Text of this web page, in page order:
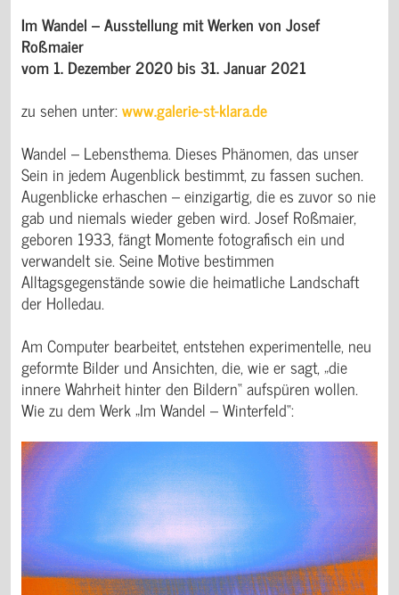
Im Wandel – Ausstellung mit Werken von Josef
Roßmaier
vom 1. Dezember 2020 bis 31. Januar 2021
zu sehen unter:www.galerie-st-klara.de
Wandel – Lebensthema. Dieses Phänomen, das unser
Sein in jedem Augenblick bestimmt, zu fassen suchen.
Augenblicke erhaschen – einzigartig, die es zuvor so nie
gab und niemals wieder geben wird. Josef Roßmaier,
geboren 1933, fängt Momente fotografisch ein und
verwandelt sie. Seine Motive bestimmen
Alltagsgegenstände sowie die heimatliche Landschaft
der Holledau.
Am Computer bearbeitet, entstehen experimentelle, neu
geformte Bilder und Ansichten, die, wie er sagt, „die
innere Wahrheit hinter den Bildern“ aufspüren wollen.
Wie zu dem Werk „Im Wandel – Winterfeld“: